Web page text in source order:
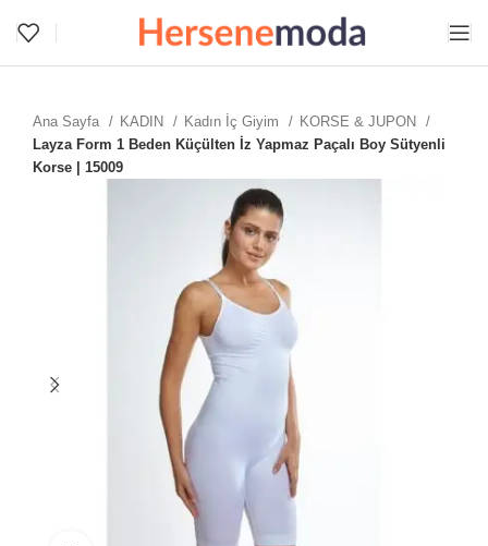
Ana Sayfa KADIN Kadın İç Giyim
KORSE & JUPON
Layza Form 1 Beden Küçülten İz Yapmaz Paçalı Boy Sütyenli
Korse | 15009